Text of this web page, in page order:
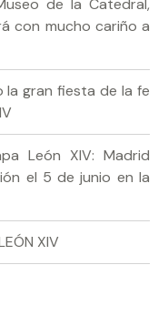
de la Catedral,
con mucho cariño a
la gran fiesta de la fe
León XIV: Madrid
el 5 de junio en la
XIV